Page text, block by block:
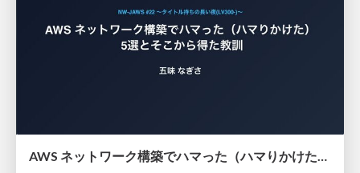
AWS ネットワーク構築でハマった（ハマりかけた） 5選とそこから得た教訓